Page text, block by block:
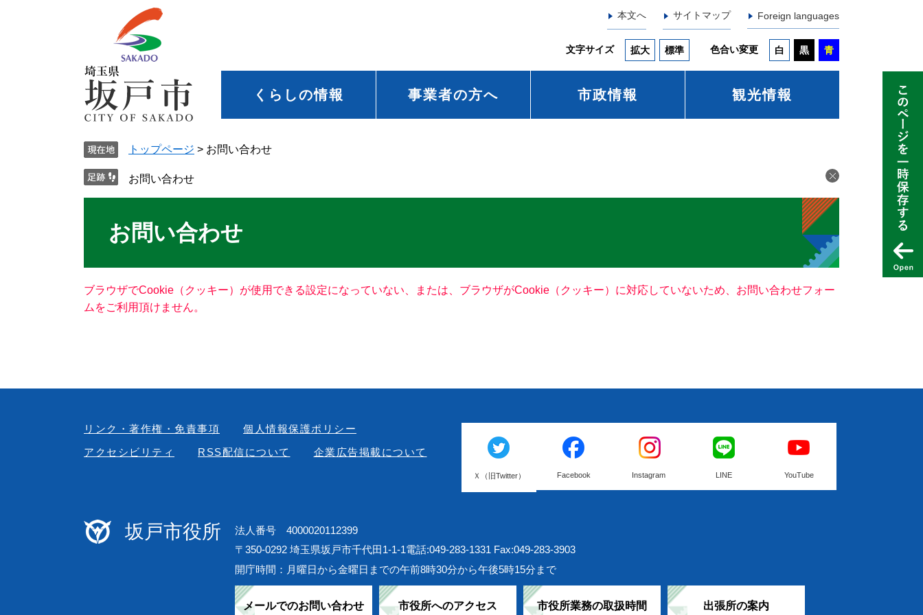
本文へ サイトマップ Foreign languages
文字サイズ 拡大 標準 色合い変更 白 黒 青
くらしの情報 事業者の方へ 市政情報 観光情報
トップページ > お問い合わせ
お問い合わせ
お問い合わせ
ブラウザでCookie（クッキー）が使用できる設定になっていない、または、ブラウザがCookie（クッキー）に対応していないため、お問い合わせフォー
ムをご利用頂けません。
リンク・著作権・免責事項
個人情報保護ポリシー
アクセシビリティ
RSS配信について 企業広告掲載について
Ｘ（旧Twitter） Facebook Instagram LINE YouTube
坂戸市役所
法人番号 4000020112399
〒350-0292 埼玉県坂戸市千代田1-1-1電話:049-283-1331 Fax:049-283-3903
開庁時間：月曜日から金曜日までの午前8時30分から午後5時15分まで
メールでのお問い合わせ 市役所へのアクセス 市役所業務の取扱時間 出張所の案内